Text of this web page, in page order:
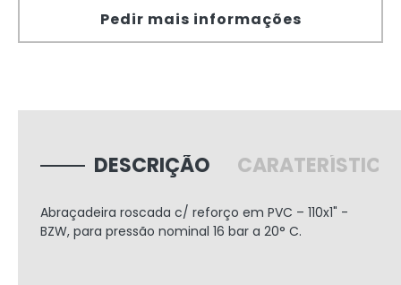
Pedir mais informações
DESCRIÇÃO
Abraçadeira roscada c/ reforço em PVC – 110x1" -
BZW, para pressão nominal 16 bar a 20° C.